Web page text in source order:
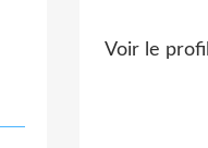
Voir le